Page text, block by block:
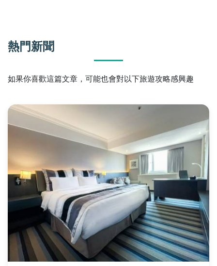
熱門新聞
如果你喜歡這篇文章，可能也會對以下旅遊攻略感興趣